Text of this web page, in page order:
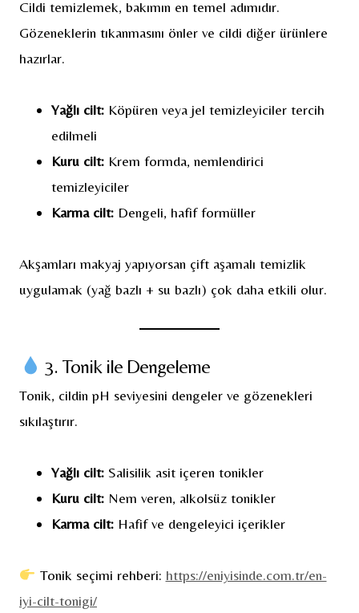
Cildi temizlemek, bakımın en temel adımıdır.
Gözeneklerin tıkanmasını önler ve cildi diğer ürünlere
hazırlar.
Yağlı cilt: Köpüren veya jel temizleyiciler tercih
edilmeli
Kuru cilt: Krem formda, nemlendirici
temizleyiciler
Karma cilt: Dengeli, hafif formüller
Akşamları makyaj yapıyorsan çift aşamalı temizlik
uygulamak (yağ bazlı + su bazlı) çok daha etkili olur.
3. Tonik ile Dengeleme
Tonik, cildin pH seviyesini dengeler ve gözenekleri
sıkılaştırır.
Yağlı cilt: Salisilik asit içeren tonikler
Kuru cilt: Nem veren, alkolsüz tonikler
Karma cilt: Hafif ve dengeleyici içerikler
Tonik seçimi rehberi: https://eniyisinde.com.tr/en-
iyi-cilt-tonigi/